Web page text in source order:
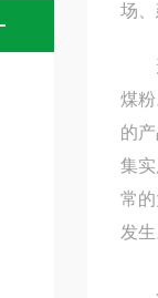
场
形
煤
的
集
常
发